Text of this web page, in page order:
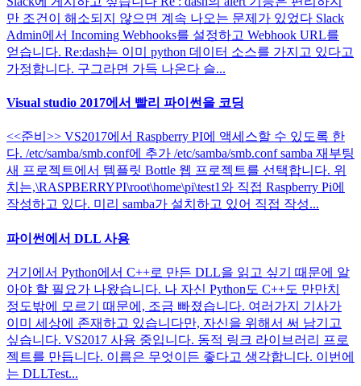
만 조건이 해소되지 않으면 계속 나오는 문제가 있었다 Slack
Admin에서 Incoming Webhooks를 설정하고 Webhook URL를
얻습니다. Re:dash는 이미 python 데이터 소스를 가지고 있다고
가정합니다. 구그라면 가득 나온다 슬...
Visual studio 2017에서 빨리 파이썬을 코딩
<<준비>> VS2017에서 Raspberry PI에 액세스할 수 있도록 한
다. /etc/samba/smb.conf에 추가 /etc/samba/smb.conf samba 재부팅
새 프로젝트에서 템플릿 Bottle 웹 프로젝트를 선택합니다. 위
치는,\RASPBERRYPI\root\home\pi\test1와 직접 Raspberry Pi에
작성하고 있다. 미리 samba가 설치하고 있어 직접 작성...
파이썬에서 DLL 사용
거기에서 Python에서 C++로 만든 DLL을 읽고 싶기 때문에 알
아야 할 필요가 나왔습니다. 나 자신 Python도 C++도 만만치
정도밖에 모르기 때문에, 조금 빠졌습니다. 여러가지 기사가
이미 세상에 존재하고 있습니다만, 자신을 위해서 써 남기고
싶습니다. VS2017 사용 중입니다. 동적 링크 라이브러리 프로
젝트를 만듭니다. 이름은 무엇이든 좋다고 생각합니다. 이번에
는 DLLTest...